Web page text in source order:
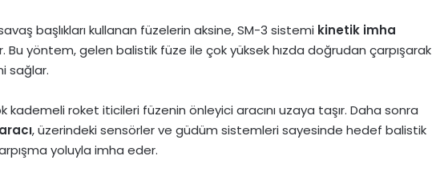
başlıkları kullanan füzelerin aksine, SM-3 sistemi kinetik imha
Bu yöntem, gelen balistik füze ile çok yüksek hızda doğrudan çarpışarak
sağlar.
kademeli roket iticileri füzenin önleyici aracını uzaya taşır. Daha sonra
, üzerindeki sensörler ve güdüm sistemleri sayesinde hedef balistik
yoluyla imha eder.